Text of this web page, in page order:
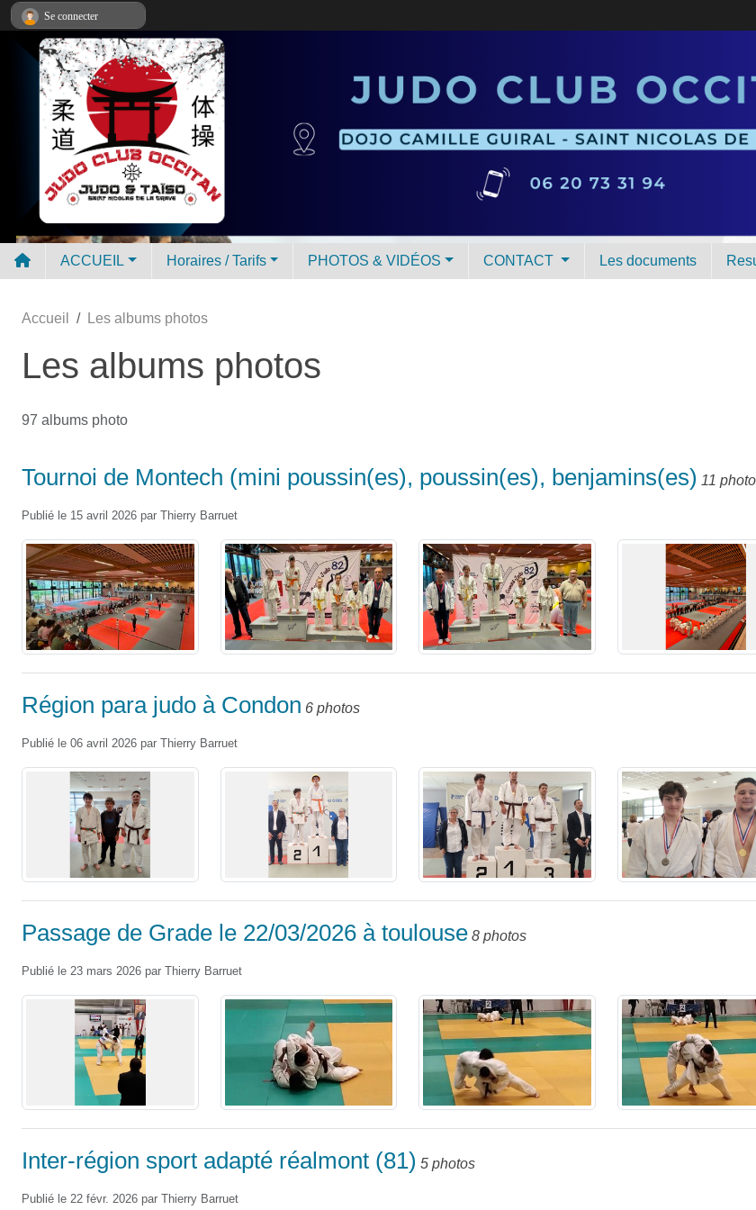
ACCUEIL Horaires / Tarifs PHOTOS & VIDÉOS CONTACT Les documents
Accueil Les albums photos
Les albums photos
97 albums photo
Tournoi de Montech (mini poussin(es), poussin(es), benjamins(es) 11
Publié le 15 avril 2026 par Thierry Barruet
Région para judo à Condon 6 photos
Publié le 06 avril 2026 par Thierry Barruet
Passage de Grade le 22/03/2026 à toulouse 8 photos
Publié le 23 mars 2026 par Thierry Barruet
Inter-région sport adapté réalmont (81) 5 photos
Publié le 22 févr. 2026 par Thierry Barruet
Se connecter
Panneau de gestion des cookies